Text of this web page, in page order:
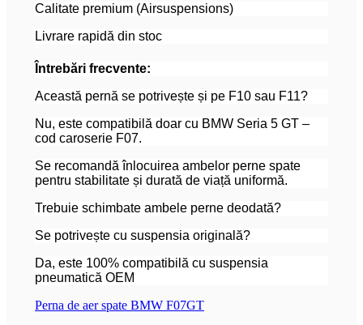
Calitate premium (Airsuspensions)
Livrare rapidă din stoc
Întrebări frecvente:
Această pernă se potrivește și pe F10 sau F11?
Nu, este compatibilă doar cu BMW Seria 5 GT –
cod caroserie F07.
Se recomandă înlocuirea ambelor perne spate
pentru stabilitate și durată de viață uniformă.
Trebuie schimbate ambele perne deodată?
Se potrivește cu suspensia originală?
Da, este 100% compatibilă cu suspensia
pneumatică OEM
Perna de aer spate BMW F07GT